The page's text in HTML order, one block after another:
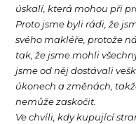
úskalí, která mohou při
Proto jsme byli rádi, že
svého makléře, protože
tak, že jsme mohli
jsme od něj dostávali
úkonech a změnách,
nemůže zaskočit.
Ve chvíli, kdy kupující